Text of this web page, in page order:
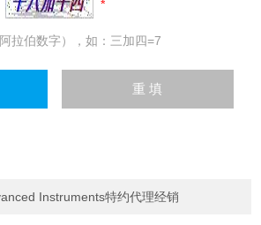
拉伯数字），如：三加四=7
Instruments特约代理经销